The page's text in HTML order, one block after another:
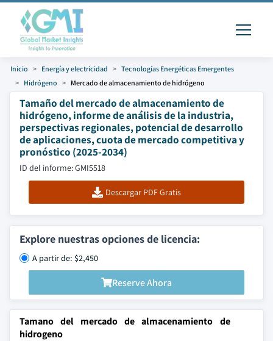
Inicio Energía y electricidad
Tecnologías Energéticas Emergentes
Hidrógeno
Mercado de almacenamiento de hidrógeno
Tamaño del mercado de almacenamiento de
hidrógeno, informe de análisis de la industria,
perspectivas regionales, potencial de desarrollo
de aplicaciones, cuota de mercado competitiva y
pronóstico (2025-2034)
ID del informe: GMI5518
Descargar PDF Gratis
Explore nuestras opciones de licencia:
A partir de: $2,450
Reserve Ahora
Tamano del mercado de almacenamiento de
hidrogeno